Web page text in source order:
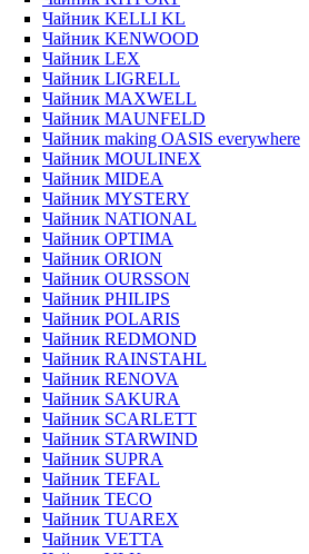
Чайник KELLI KL
Чайник KENWOOD
Чайник LEX
Чайник LIGRELL
Чайник MAXWELL
Чайник MAUNFELD
Чайник making OASIS everywhere
Чайник MOULINEX
Чайник MIDEA
Чайник MYSTERY
Чайник NATIONAL
Чайник OPTIMA
Чайник ORION
Чайник OURSSON
Чайник PHILIPS
Чайник POLARIS
Чайник REDMOND
Чайник RAINSTAHL
Чайник RENOVA
Чайник SAKURA
Чайник SCARLETT
Чайник STARWIND
Чайник SUPRA
Чайник TEFAL
Чайник TECO
Чайник TUAREX
Чайник VETTA